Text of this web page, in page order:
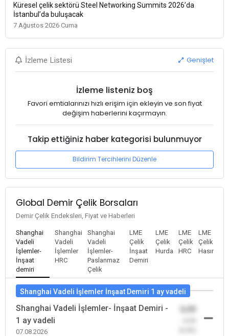
Küresel çelik sektörü Steel Networking Summits 2026’da
İstanbul’da buluşacak
7 Ağustos 2026 Cuma
İzleme Listesi Genişlet
İzleme listeniz boş
Favori emtialarınızı hızlı erişim için ekleyin ve son fiyat
değişim haberlerini kaçırmayın.
Takip ettiğiniz haber kategorisi bulunmuyor
Bildirim Tercihlerini Düzenle
Global Demir Çelik Borsaları
Demir Çelik Endeksleri, Fiyat ve Haberleri
Shanghai
Vadeli
İşlemler-
İnşaat
demiri
Shanghai
Vadeli
İşlemler
HRC
Shanghai
Vadeli
İşlemler-
Paslanmaz
Çelik
LME
Çelik
İnşaat
Demiri
LME
Çelik
Hurda
LME
Çelik
HRC
LME
Çelik
Hasır
Shanghai Vadeli İşlemler İnşaat Demiri 1 ay vadeli
Shanghai Vadeli İşlemler- İnşaat Demiri -
1 ay vadeli
07.08.2026